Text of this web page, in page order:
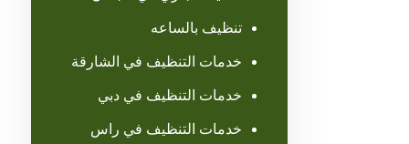
تنظيف بالساعه
خدمات التنظيف في الشارقة
خدمات التنظيف في دبي
خدمات التنظيف في راس